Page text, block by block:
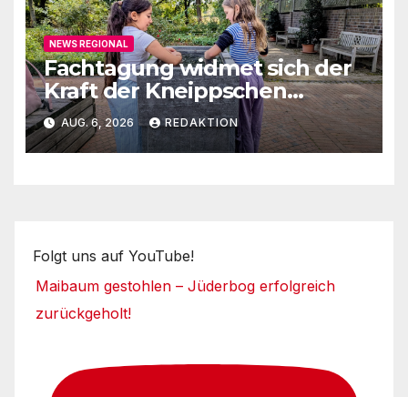
NEWS REGIONAL
Fachtagung widmet sich der
Kraft der Kneippschen
Elemente
AUG. 6, 2026 REDAKTION
Folgt uns auf YouTube!
Maibaum gestohlen – Jüderbog erfolgreich
zurückgeholt!